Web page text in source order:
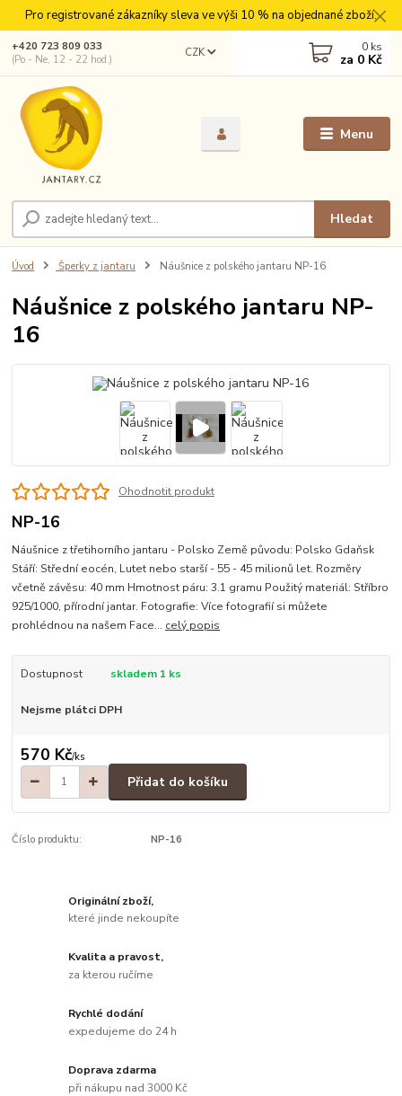
Pro registrované zákazníky sleva ve výši 10 % na objednané zboží.
Menu
CZK
Hledat
+420 723 809 033
(Po - Ne, 12 - 22 hod.)
0 ks
za 0 Kč
Úvod Šperky z jantaru Náušnice z polského jantaru NP-16
Náušnice z polského jantaru NP-
16
Ohodnotit produkt
NP-16
Náušnice z třetihorního jantaru - Polsko Země původu: Polsko Gdaňsk
Stáří: Střední eocén, Lutet nebo starší - 55 - 45 milionů let. Rozměry
včetně závěsu: 40 mm Hmotnost páru: 3.1 gramu Použitý materiál: Stříbro
925/1000, přírodní jantar. Fotografie: Více fotografií si můžete
prohlédnou na našem Face... celý popis
Dostupnost skladem 1 ks
Nejsme plátci DPH
570 Kč/ks
Přidat do košíku
Číslo produktu: NP-16
Originální zboží,
které jinde nekoupíte
Kvalita a pravost,
za kterou ručíme
Rychlé dodání
expedujeme do 24 h
Doprava zdarma
při nákupu nad 3000 Kč